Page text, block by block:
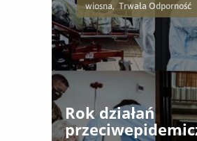
wiosna, Trwała Odporność
Rok działań